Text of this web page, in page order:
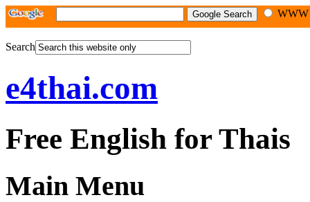
Search
e4thai.com
Free English for Thais
Main Menu